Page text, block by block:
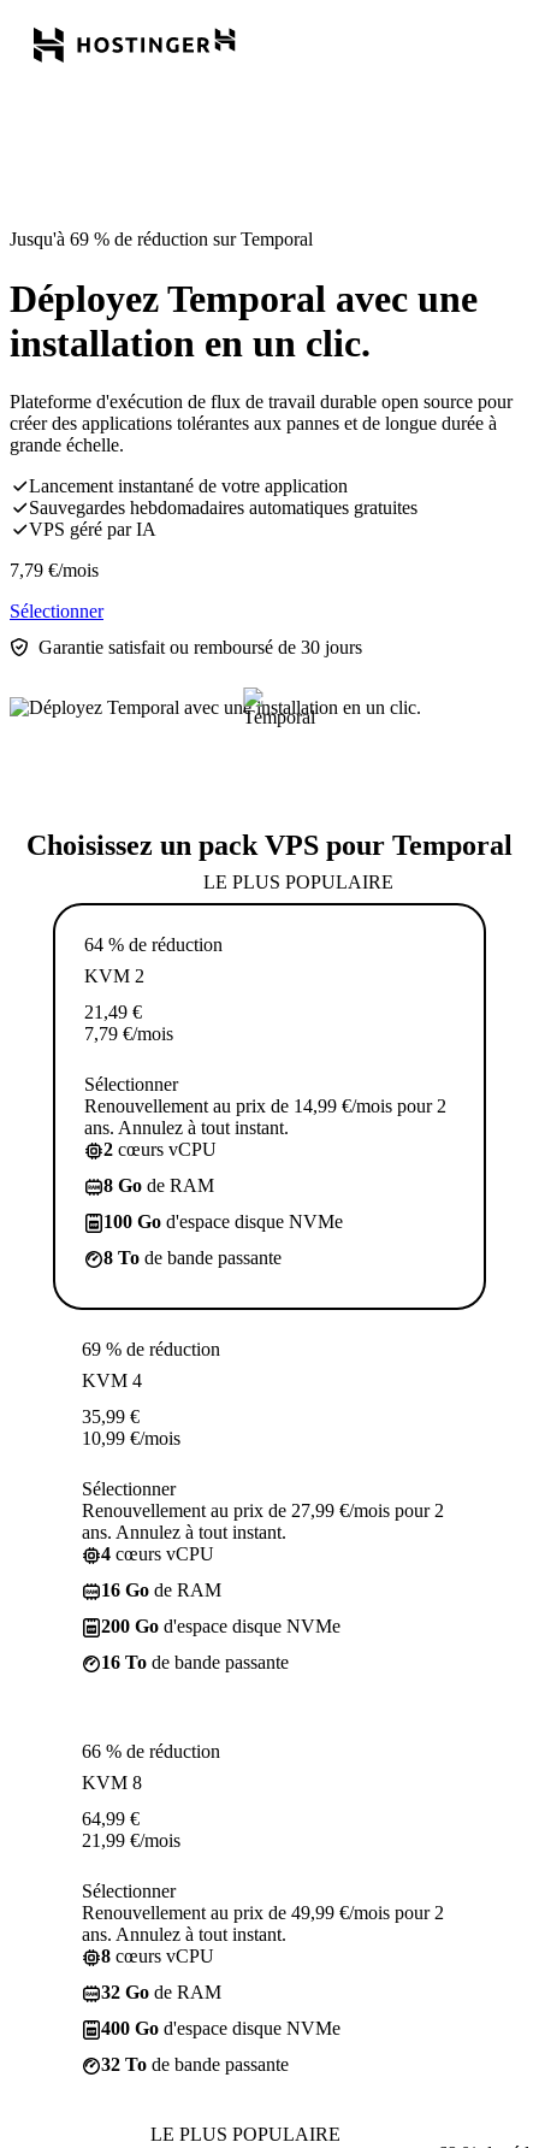
Jusqu'à 69 % de réduction sur Temporal
Déployez Temporal avec une
installation en un clic.
Plateforme d'exécution de flux de travail durable open source pour
créer des applications tolérantes aux pannes et de longue durée à
grande échelle.
Lancement instantané de votre application
Sauvegardes hebdomadaires automatiques gratuites
VPS géré par IA
7,79 €/mois
Sélectionner
Garantie satisfait ou remboursé de 30 jours
Choisissez un pack VPS pour Temporal
LE PLUS POPULAIRE
64 % de réduction
KVM 2
21,49 €
7,79 €/mois
Sélectionner
Renouvellement au prix de 14,99 €/mois pour 2
ans. Annulez à tout instant.
2 cœurs vCPU
8 Go de RAM
100 Go d'espace disque NVMe
8 To de bande passante
69 % de réduction
KVM 4
35,99 €
10,99 €/mois
Sélectionner
Renouvellement au prix de 27,99 €/mois pour 2
ans. Annulez à tout instant.
4 cœurs vCPU
16 Go de RAM
200 Go d'espace disque NVMe
16 To de bande passante
66 % de réduction
KVM 8
64,99 €
21,99 €/mois
Sélectionner
Renouvellement au prix de 49,99 €/mois pour 2
ans. Annulez à tout instant.
8 cœurs vCPU
32 Go de RAM
400 Go d'espace disque NVMe
32 To de bande passante
LE PLUS POPULAIRE